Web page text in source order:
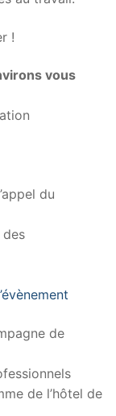
!
vous
du
de
de l’hôtel de